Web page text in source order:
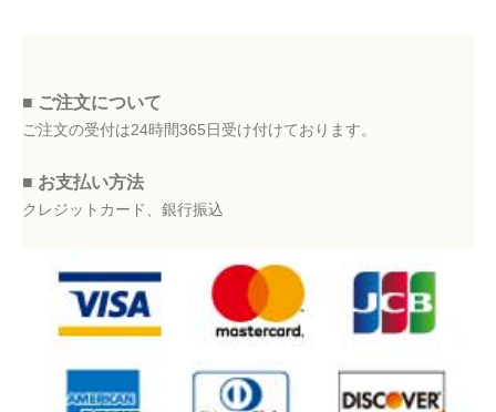
■ ご注文について
ご注文の受付は24時間365日受け付けております。
■ お支払い方法
クレジットカード、銀行振込